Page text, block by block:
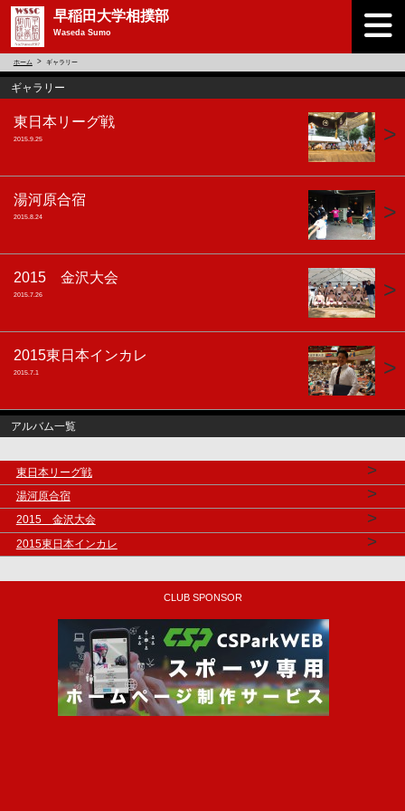
早稲田大学相撲部
Waseda Sumo
ホーム ギャラリー
ギャラリー
東日本リーグ戦
2015.9.25 >
湯河原合宿
2015.8.24 >
2015 金沢大会
2015.7.26 >
2015東日本インカレ
2015.7.1 >
アルバム一覧
東日本リーグ戦 >
湯河原合宿 >
2015 金沢大会 >
2015東日本インカレ >
CLUB SPONSOR